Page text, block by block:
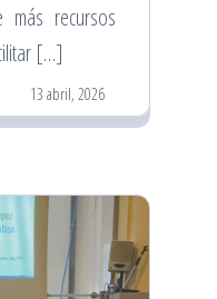
más recursos
[…]
13 abril, 2026